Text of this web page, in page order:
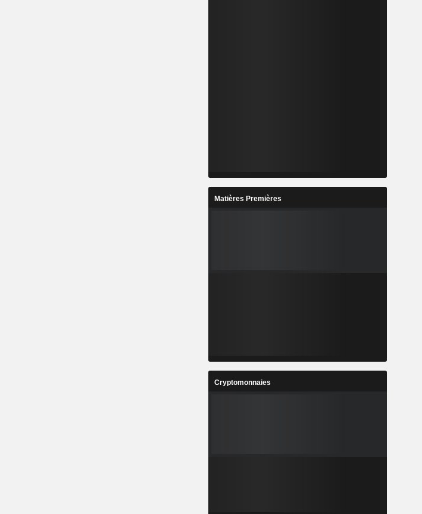
Matières Premières
Cryptomonnaies